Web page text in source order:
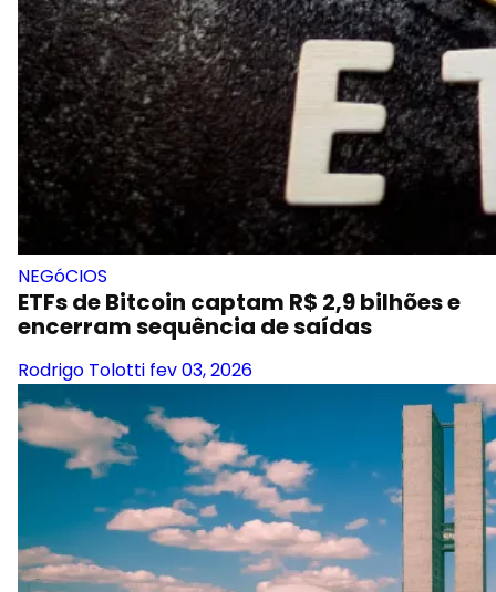
NEGóCIOS
ETFs de Bitcoin captam R$ 2,9 bilhões e
encerram sequência de saídas
Rodrigo Tolotti fev 03, 2026